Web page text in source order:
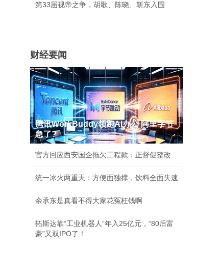
第33届视帝之争，胡歌、陈晓、靳东入围
财经要闻
腾讯WorkBuddy领跑AI办公 阿里字节
急了?
官方回应西安国企拖欠工程款：正督促整改
统一冰火两重天：方便面独撑，饮料全面失速
余承东是真看不得大家花冤枉钱啊
拓斯达靠“工业机器人”年入25亿元，“80后富
豪”又双IPO了！